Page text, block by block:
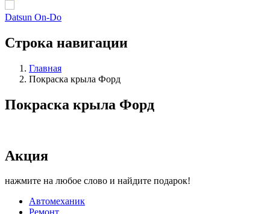
Datsun On-Do
Строка навигации
Главная
Покраска крыла Форд
Покраска крыла Форд
Акция
нажмите на любое слово и найдите подарок!
Автомеханик